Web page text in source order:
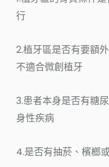
行
2.植牙區是否有要額
不適合微創植牙
3.患者本身是否有糖
身性疾病
4.是否有抽菸、檳榔